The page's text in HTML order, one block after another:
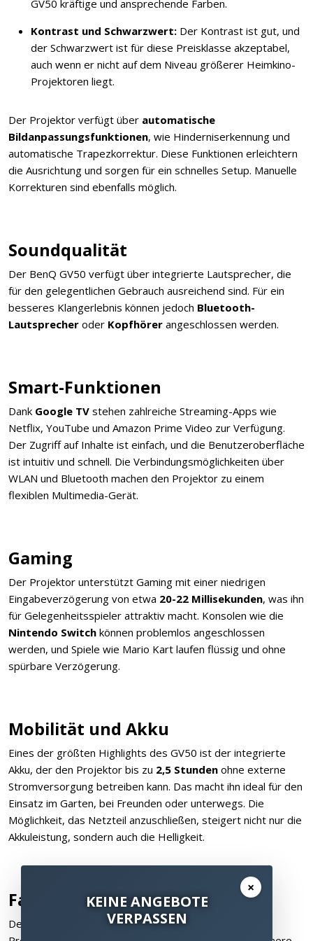
GV50 kräftige und ansprechende Farben.
Kontrast und Schwarzwert: Der Kontrast ist gut, und
der Schwarzwert ist für diese Preisklasse akzeptabel,
auch wenn er nicht auf dem Niveau größerer Heimkino-
Projektoren liegt.
Der Projektor verfügt über automatische
Bildanpassungsfunktionen, wie Hinderniserkennung und
automatische Trapezkorrektur. Diese Funktionen erleichtern
die Ausrichtung und sorgen für ein schnelles Setup. Manuelle
Korrekturen sind ebenfalls möglich.
Soundqualität
Der BenQ GV50 verfügt über integrierte Lautsprecher, die
für den gelegentlichen Gebrauch ausreichend sind. Für ein
besseres Klangerlebnis können jedoch Bluetooth-
Lautsprecher oder Kopfhörer angeschlossen werden.
Smart-Funktionen
Dank Google TV stehen zahlreiche Streaming-Apps wie
Netflix, YouTube und Amazon Prime Video zur Verfügung.
Der Zugriff auf Inhalte ist einfach, und die Benutzeroberfläche
ist intuitiv und schnell. Die Verbindungsmöglichkeiten über
WLAN und Bluetooth machen den Projektor zu einem
flexiblen Multimedia-Gerät.
Gaming
Der Projektor unterstützt Gaming mit einer niedrigen
Eingabeverzögerung von etwa 20-22 Millisekunden, was ihn
für Gelegenheitsspieler attraktiv macht. Konsolen wie die
Nintendo Switch können problemlos angeschlossen
werden, und Spiele wie Mario Kart laufen flüssig und ohne
spürbare Verzögerung.
Mobilität und Akku
Eines der größten Highlights des GV50 ist der integrierte
Akku, der den Projektor bis zu 2,5 Stunden ohne externe
Stromversorgung betreiben kann. Das macht ihn ideal für den
Einsatz im Garten, bei Freunden oder unterwegs. Die
Möglichkeit, das Netzteil anzuschließen, steigert nicht nur die
Akkuleistung, sondern auch die Helligkeit.
Fazit
Der
ist ein kompakter, vielseitiger Mini-
×
KEINE ANGEBOTE
VERPASSEN